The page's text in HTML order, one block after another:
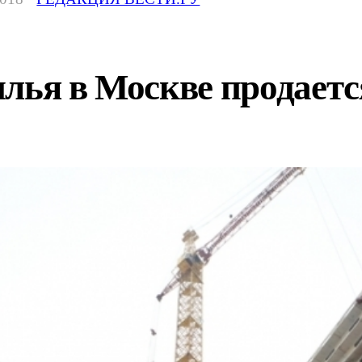
в Москве